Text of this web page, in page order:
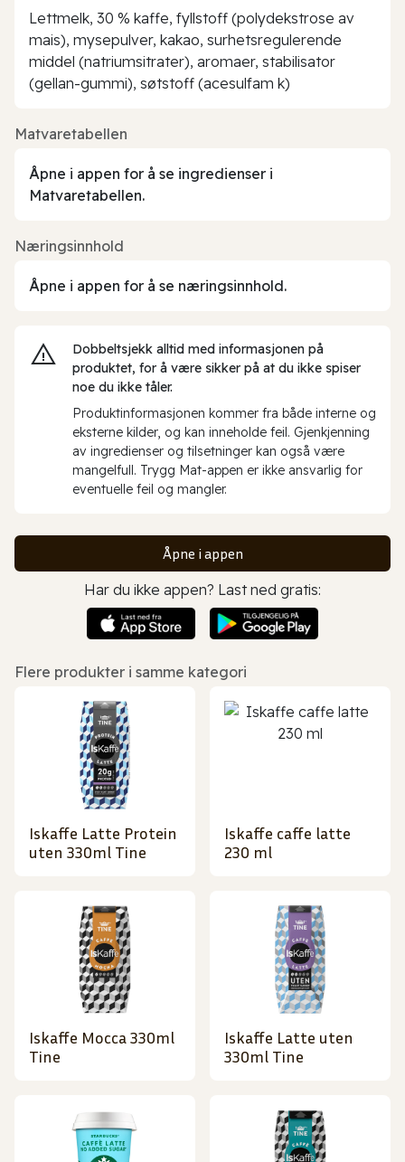
Lettmelk, 30 % kaffe, fyllstoff (polydekstrose av
mais), mysepulver, kakao, surhetsregulerende
middel (natriumsitrater), aromaer, stabilisator
(gellan-gummi), søtstoff (acesulfam k)
Matvaretabellen
Åpne i appen for å se ingredienser i
Matvaretabellen.
Næringsinnhold
Åpne i appen for å se næringsinnhold.
Dobbeltsjekk alltid med informasjonen på
produktet, for å være sikker på at du ikke spiser
noe du ikke tåler.
Produktinformasjonen kommer fra både interne og
eksterne kilder, og kan inneholde feil. Gjenkjenning
av ingredienser og tilsetninger kan også være
mangelfull. Trygg Mat-appen er ikke ansvarlig for
eventuelle feil og mangler.
Åpne i appen
Har du ikke appen? Last ned gratis:
Flere produkter i samme kategori
Iskaffe Latte Protein
uten 330ml Tine
Iskaffe caffe latte
230 ml
Iskaffe Mocca 330ml
Tine
Iskaffe Latte uten
330ml Tine